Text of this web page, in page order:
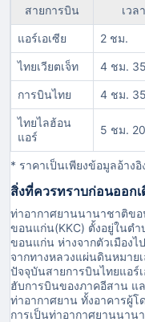
สายการบิน เวลา
แอร์เอเซีย 2 ชม.
ไทยเวียตเจ็ท 4 ชม.
การบินไทย 4 ชม.
ไทยไลฮ้อน
แอร์
5 ชม.
* ราคาเป็นเพียงข้อมูลอ้าง
สิ่งที่ควรทราบก่อนออก
ท่าอากาศยานนานาชาติข
ขอนแก่น(KKC) ตั้งอยู่ในตำ
ขอนแก่น ห่างจากตัวเมือง
จากทางหลวงแผ่นดินหมาย
ปัจจุบันสายการบินไทยแอร์
ฮับการบินของภาคอีสาน แ
ท่าอากาศยาน ทั้งอาคารผู้โ
การเป็นท่าอากาศยานนาน